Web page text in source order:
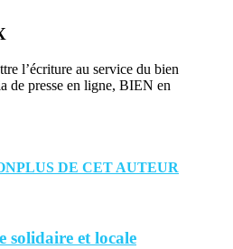
l’écriture au service du bien
de presse en ligne, BIEN en
PLUS DE CET AUTEUR
solidaire et locale